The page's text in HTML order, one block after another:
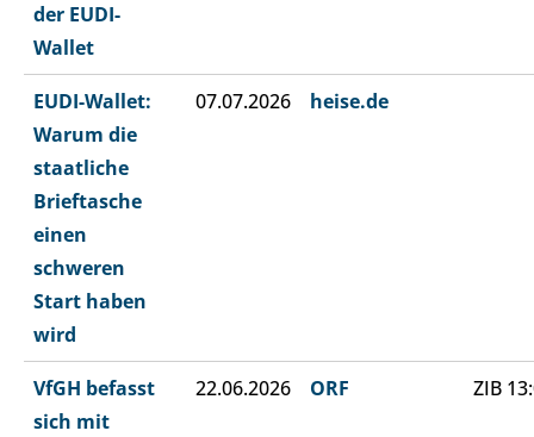
der EUDI-
Wallet
EUDI-Wallet:
Warum die
staatliche
Brieftasche
einen
schweren
Start haben
wird
07.07.2026 heise.de
VfGH befasst
sich mit
22.06.2026 ORF ZIB